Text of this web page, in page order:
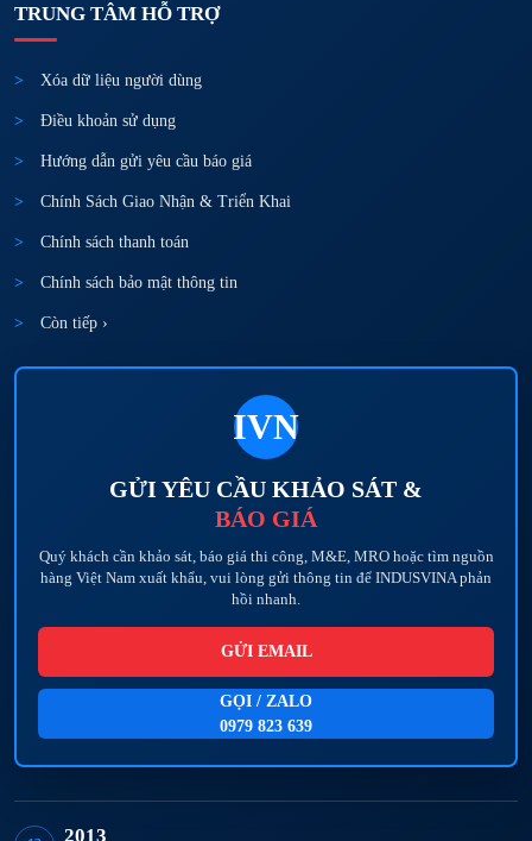
TRUNG TÂM HỖ TRỢ
Xóa dữ liệu người dùng
Điều khoản sử dụng
Hướng dẫn gửi yêu cầu báo giá
Chính Sách Giao Nhận & Triển Khai
Chính sách thanh toán
Chính sách bảo mật thông tin
Còn tiếp ›
IVN
GỬI YÊU CẦU KHẢO SÁT &
BÁO GIÁ
Quý khách cần khảo sát, báo giá thi công, M&E, MRO hoặc tìm nguồn
hàng Việt Nam xuất khẩu, vui lòng gửi thông tin để INDUSVINA phản
hồi nhanh.
GỬI EMAIL
GỌI / ZALO
0979 823 639
2013